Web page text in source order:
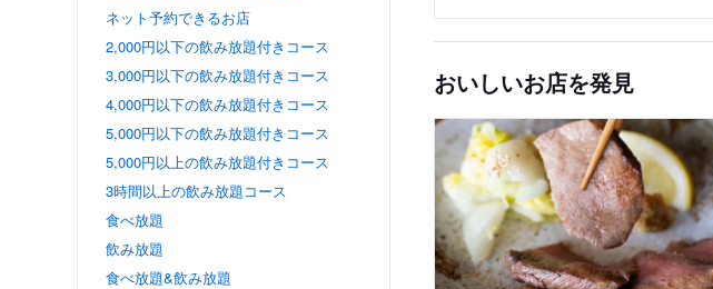
ネット予約できるお店
2,000円以下の飲み放題付きコース
3,000円以下の飲み放題付きコース
4,000円以下の飲み放題付きコース
5,000円以下の飲み放題付きコース
5,000円以上の飲み放題付きコース
3時間以上の飲み放題コース
食べ放題
飲み放題
食べ放題&飲み放題
おいしいお店を発見